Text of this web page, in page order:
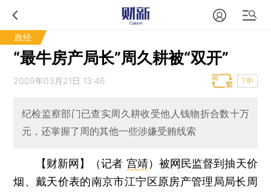
政经
“最牛房产局长”周久耕被“双开”
2009年03月21日 13:46 T中
纪检监察部门已查实周久耕收受他人钱物折合数十万
元，还掌握了周的其他一些涉嫌受贿线索
【财新网】（记者 宫靖） 被网民监督到抽天价
烟、戴天价表的南京市江宁区原房产管理局局长周